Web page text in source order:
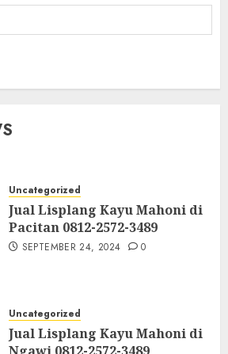
Uncategorized
Jual Lisplang Kayu Mahoni di
Pacitan 0812-2572-3489
SEPTEMBER 24, 2024 0
Uncategorized
Jual Lisplang Kayu Mahoni di
Ngawi 0812-2572-3489